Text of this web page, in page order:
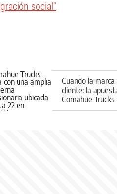
social"
Cuando la
cliente: la
Comahue
Valle